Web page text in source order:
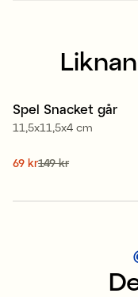
Sale
Spel Snacket går
11,5x11,5x4 cm
Nuvarande pris
69 kr149 kr